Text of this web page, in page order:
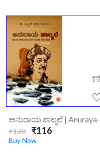
₹130 ₹116
Buy Now